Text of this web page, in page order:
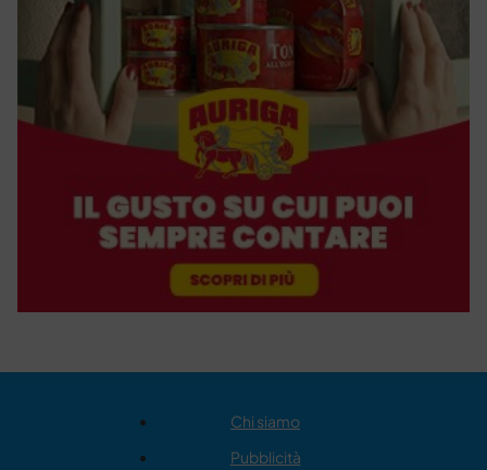
Chi siamo
Pubblicità